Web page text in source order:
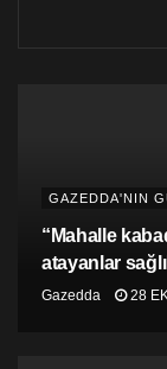
GAZEDDA'NIN
“Mahalle
atayanlar
Gazedda 28